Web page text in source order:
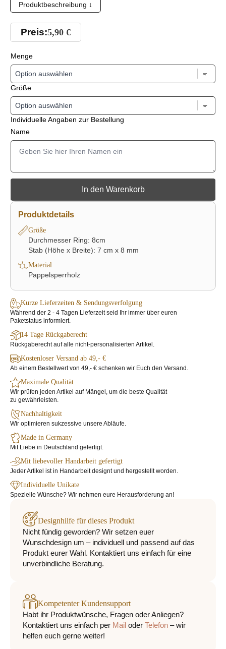
Produktbeschreibung ↓
Preis:5,90 €
Menge
Größe
Individuelle Angaben zur Bestellung
Name
In den Warenkorb
Produktdetails
Größe
Durchmesser Ring: 8cm
Stab (Höhe x Breite): 7 cm x 8 mm
Material
Pappelsperrholz
Kurze Lieferzeiten & Sendungsverfolgung
Während der 2 - 4 Tagen Lieferzeit seid Ihr immer über euren
Paketstatus informiert.
14 Tage Rückgaberecht
Rückgaberecht auf alle nicht-personalisierten Artikel.
Kostenloser Versand ab 49,- €
Ab einem Bestellwert von 49,- € schenken wir Euch den Versand.
Maximale Qualität
Wir prüfen jeden Artikel auf Mängel, um die beste Qualität
zu gewährleisten.
Nachhaltigkeit
Wir optimieren sukzessive unsere Abläufe.
Made in Germany
Mit Liebe in Deutschland gefertigt.
Mit liebevoller Handarbeit gefertigt
Jeder Artikel ist in Handarbeit designt und hergestellt worden.
Individuelle Unikate
Spezielle Wünsche? Wir nehmen eure Herausforderung an!
Designhilfe für dieses Produkt
Nicht fündig geworden? Wir setzen euer
Wunschdesign um – individuell und passend auf das
Produkt eurer Wahl. Kontaktiert uns einfach für eine
unverbindliche Beratung.
Kompetenter Kundensupport
Habt ihr Produktwünsche, Fragen oder Anliegen?
Kontaktiert uns einfach per Mail oder Telefon – wir
helfen euch gerne weiter!